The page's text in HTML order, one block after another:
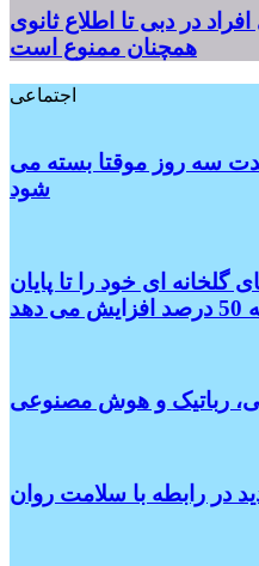
افراد در دبی تا اطلاع ثانوی
همچنان ممنوع است
اجتماعی
سه روز موقتا بسته می
شود
گلخانه ای خود را تا پایان
رباتیک و هوش مصنوعی
در رابطه با سلامت روان